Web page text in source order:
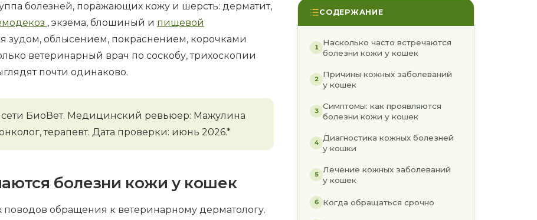
болезней, поражающих кожу и шерсть: дерматит,
, экзема, блошиный и пищевой
зудом, облысением, покраснением, корочками
ветеринарный врач по соскобу, трихоскопии
почти одинаково.
БиоВет. Медицинский ревьюер: Мажулина
терапевт. Дата проверки: июнь 2026.*
болезни кожи у кошек
обращения к ветеринарному дерматологу.
СОДЕРЖАНИЕ
1
Насколько часто встречаются
болезни кожи у кошек
2
Причины кожных заболеваний
у кошек
3
Симптомы: как проявляются
болезни кожи у кошек
4
Диагностика кожных болезней
у кошки
5
Лечение кожных заболеваний
у кошек
6 Когда обращаться срочно